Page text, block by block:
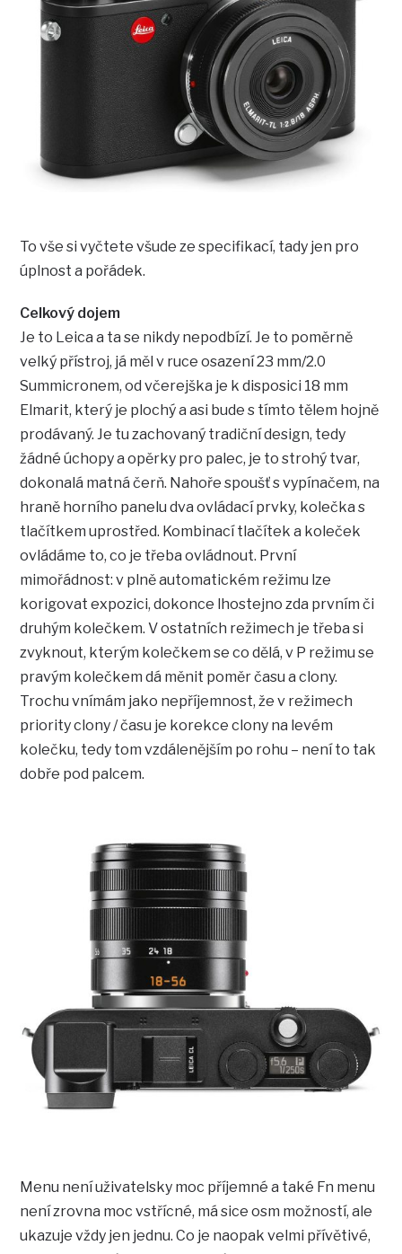
To vše si vyčtete všude ze specifikací, tady jen pro
úplnost a pořádek.
Celkový dojem
Je to Leica a ta se nikdy nepodbízí. Je to poměrně
velký přístroj, já měl v ruce osazení 23 mm/2.0
Summicronem, od včerejška je k disposici 18 mm
Elmarit, který je plochý a asi bude s tímto tělem hojně
prodávaný. Je tu zachovaný tradiční design, tedy
žádné úchopy a opěrky pro palec, je to strohý tvar,
dokonalá matná čerň. Nahoře spoušť s vypínačem, na
hraně horního panelu dva ovládací prvky, kolečka s
tlačítkem uprostřed. Kombinací tlačítek a koleček
ovládáme to, co je třeba ovládnout. První
mimořádnost: v plně automatickém režimu lze
korigovat expozici, dokonce lhostejno zda prvním či
druhým kolečkem. V ostatních režimech je třeba si
zvyknout, kterým kolečkem se co dělá, v P režimu se
pravým kolečkem dá měnit poměr času a clony.
Trochu vnímám jako nepříjemnost, že v režimech
priority clony / času je korekce clony na levém
kolečku, tedy tom vzdálenějším po rohu – není to tak
dobře pod palcem.
Menu není uživatelsky moc příjemné a také Fn menu
není zrovna moc vstřícné, má sice osm možností, ale
ukazuje vždy jen jednu. Co je naopak velmi přívětivé,